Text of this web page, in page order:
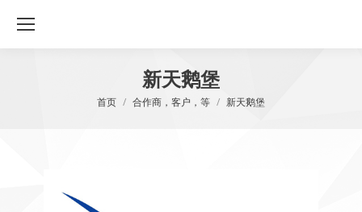
新天鹅堡
您在这里：
首页 合作商，客户，等 新天鹅堡